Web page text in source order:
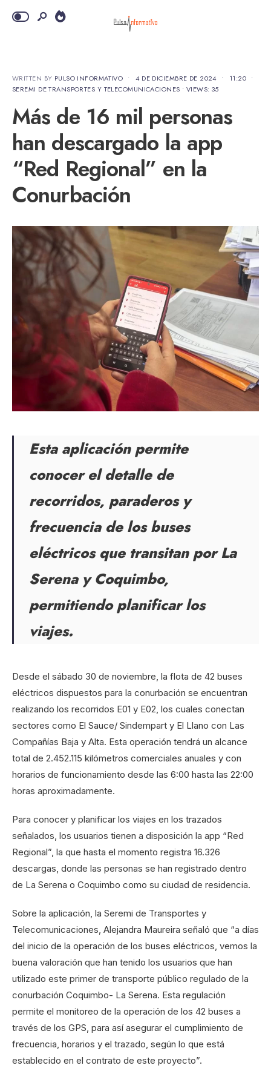
WRITTEN BY PULSO INFORMATIVO • 4 DE DICIEMBRE DE 2024 • 11:20 •
SEREMI DE TRANSPORTES Y TELECOMUNICACIONES • VIEWS: 35
Más de 16 mil personas
han descargado la app
“Red Regional” en la
Conurbación
Esta aplicación permite
conocer el detalle de
recorridos, paraderos y
frecuencia de los buses
eléctricos que transitan por La
Serena y Coquimbo,
permitiendo planificar los
viajes.
Desde el sábado 30 de noviembre, la flota de 42 buses
eléctricos dispuestos para la conurbación se encuentran
realizando los recorridos E01 y E02, los cuales conectan
sectores como El Sauce/ Sindempart y El Llano con Las
Compañías Baja y Alta. Esta operación tendrá un alcance
total de 2.452.115 kilómetros comerciales anuales y con
horarios de funcionamiento desde las 6:00 hasta las 22:00
horas aproximadamente.
Para conocer y planificar los viajes en los trazados
señalados, los usuarios tienen a disposición la app “Red
Regional”, la que hasta el momento registra 16.326
descargas, donde las personas se han registrado dentro
de La Serena o Coquimbo como su ciudad de residencia.
Sobre la aplicación, la Seremi de Transportes y
Telecomunicaciones, Alejandra Maureira señaló que “a días
del inicio de la operación de los buses eléctricos, vemos la
buena valoración que han tenido los usuarios que han
utilizado este primer de transporte público regulado de la
conurbación Coquimbo- La Serena. Esta regulación
permite el monitoreo de la operación de los 42 buses a
través de los GPS, para así asegurar el cumplimiento de
frecuencia, horarios y el trazado, según lo que está
establecido en el contrato de este proyecto”.